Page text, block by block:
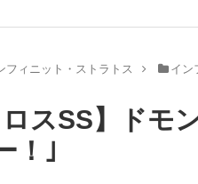
フィニット・ストラトス イン
ロスSS】ドモ
！｣